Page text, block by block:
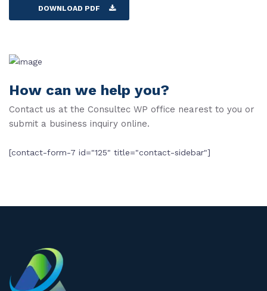
DOWNLOAD PDF
How can we help you?
Contact us at the Consultec WP office nearest to you or
submit a business inquiry online.
[contact-form-7 id="125" title="contact-sidebar"]